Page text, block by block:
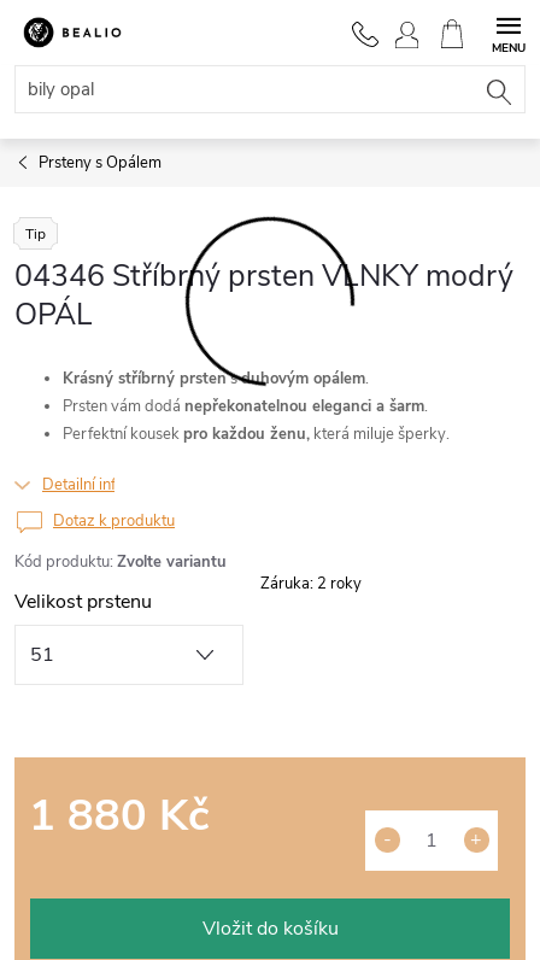
Přejít
obsah
NÁKUPNÍ
KOŠÍK
Prsteny s Opálem
Tip
04346 Stříbrný prsten VLNKY modrý
OPÁL
Kód produktu: Zvolte variantu
Krásný stříbrný prstensduhovým opálem.
Prsten vám dodá nepřekonatelnou eleganci a šarm.
Perfektní kousekpro každou ženu, která miluje šperky.
Detailní informace
Velikost prstenu
1 880 Kč
Vložit do košíku
Dotaz k produktu
Záruka: 2 roky